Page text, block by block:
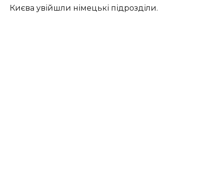
Києва увійшли німецькі підрозділи.